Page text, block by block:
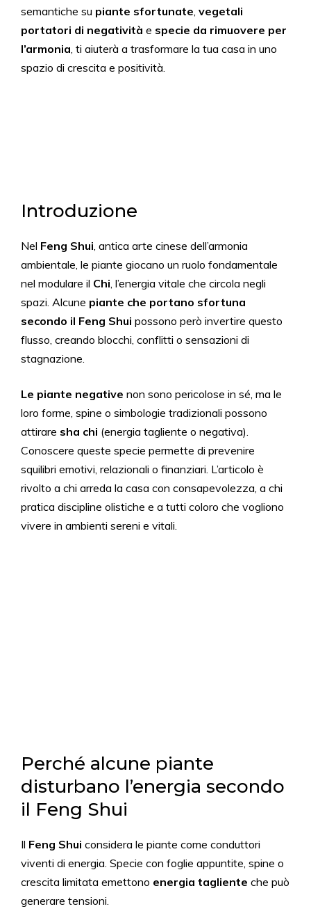
semantiche su piante sfortunate, vegetali
portatori di negatività e specie da rimuovere per
l’armonia, ti aiuterà a trasformare la tua casa in uno
spazio di crescita e positività.
Introduzione
Nel Feng Shui, antica arte cinese dell’armonia
ambientale, le piante giocano un ruolo fondamentale
nel modulare il Chi, l’energia vitale che circola negli
spazi. Alcune piante che portano sfortuna
secondo il Feng Shui possono però invertire questo
flusso, creando blocchi, conflitti o sensazioni di
stagnazione.
Le piante negative non sono pericolose in sé, ma le
loro forme, spine o simbologie tradizionali possono
attirare sha chi (energia tagliente o negativa).
Conoscere queste specie permette di prevenire
squilibri emotivi, relazionali o finanziari. L’articolo è
rivolto a chi arreda la casa con consapevolezza, a chi
pratica discipline olistiche e a tutti coloro che vogliono
vivere in ambienti sereni e vitali.
Perché alcune piante
disturbano l’energia secondo
il Feng Shui
Il Feng Shui considera le piante come conduttori
viventi di energia. Specie con foglie appuntite, spine o
crescita limitata emettono energia tagliente che può
generare tensioni.